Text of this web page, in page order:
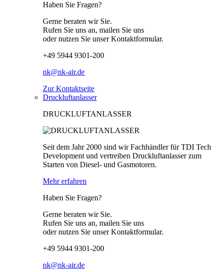
Haben Sie Fragen?
Gerne beraten wir Sie.
Rufen Sie uns an, mailen Sie uns
oder nutzen Sie unser Kontaktformular.
+49 5944 9301-200
nk@nk-air.de
Zur Kontaktseite
Druckluftanlasser
DRUCKLUFTANLASSER
Seit dem Jahr 2000 sind wir Fachhändler für TDI Tech
Development und vertreiben Druckluftanlasser zum
Starten von Diesel- und Gasmotoren.
Mehr erfahren
Haben Sie Fragen?
Gerne beraten wir Sie.
Rufen Sie uns an, mailen Sie uns
oder nutzen Sie unser Kontaktformular.
+49 5944 9301-200
nk@nk-air.de